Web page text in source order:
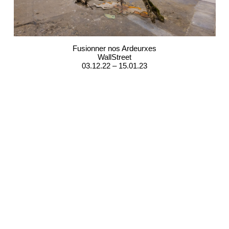
Fusionner nos Ardeurxes
WallStreet
03.12.22 – 15.01.23